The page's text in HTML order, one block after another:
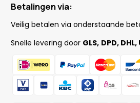
Betalingen via:
Veilig betalen via onderstaande
Snelle levering door GLS, DPD, DHL,